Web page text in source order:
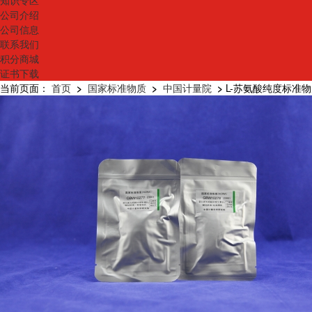
公司介绍
公司信息
联系我们
积分商城
证书下载
当前页面： 首页 > 国家标准物质 > 中国计量院 > L-苏氨酸纯度标准